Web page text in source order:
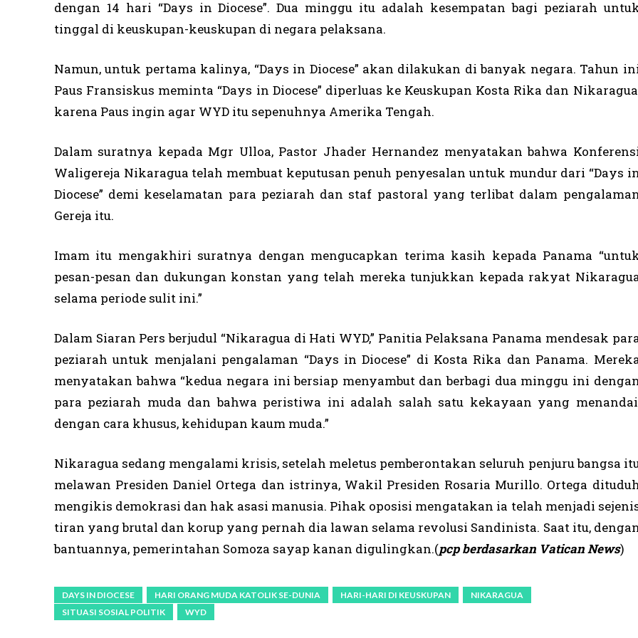
dengan 14 hari “Days in Diocese”. Dua minggu itu adalah kesempatan bagi peziarah
tinggal di keuskupan-keuskupan di negara pelaksana.
Namun, untuk pertama kalinya, “Days in Diocese” akan dilakukan di banyak negara. Tahun
Paus Fransiskus meminta “Days in Diocese” diperluas ke Keuskupan Kosta Rika dan
karena Paus ingin agar WYD itu sepenuhnya Amerika Tengah.
Dalam suratnya kepada Mgr Ulloa, Pastor Jhader Hernandez menyatakan bahwa
Waligereja Nikaragua telah membuat keputusan penuh penyesalan untuk mundur dari “Days
Diocese” demi keselamatan para peziarah dan staf pastoral yang terlibat dalam
Gereja itu.
Imam itu mengakhiri suratnya dengan mengucapkan terima kasih kepada Panama
pesan-pesan dan dukungan konstan yang telah mereka tunjukkan kepada rakyat
selama periode sulit ini.”
Dalam Siaran Pers berjudul “Nikaragua di Hati WYD,” Panitia Pelaksana Panama mendesak
peziarah untuk menjalani pengalaman “Days in Diocese” di Kosta Rika dan Panama.
menyatakan bahwa “kedua negara ini bersiap menyambut dan berbagi dua minggu ini
para peziarah muda dan bahwa peristiwa ini adalah salah satu kekayaan yang
dengan cara khusus, kehidupan kaum muda.”
Nikaragua sedang mengalami krisis, setelah meletus pemberontakan seluruh penjuru bangsa
melawan Presiden Daniel Ortega dan istrinya, Wakil Presiden Rosaria Murillo. Ortega
mengikis demokrasi dan hak asasi manusia. Pihak oposisi mengatakan ia telah menjadi
tiran yang brutal dan korup yang pernah dia lawan selama revolusi Sandinista. Saat itu,
bantuannya, pemerintahan Somoza sayap kanan digulingkan.(pcp berdasarkan Vatican News)
DAYS IN DIOCESE HARI ORANG MUDA KATOLIK SE-DUNIA HARI-HARI DI KEUSKUPAN
NIKARAGUA
SITUASI SOSIAL POLITIK
WYD